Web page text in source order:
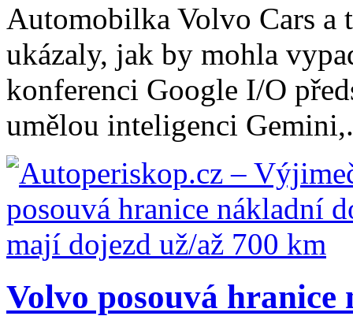
Automobilka Volvo Cars a
ukázaly, jak by mohla
konferenci Google I/O
umělou inteligenci
Volvo posouvá